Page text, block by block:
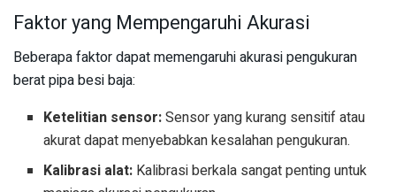
Faktor yang Mempengaruhi Akurasi
Beberapa faktor dapat memengaruhi akurasi pengukuran
berat pipa besi baja:
Ketelitian sensor:Sensor yang kurang sensitif atau
akurat dapat menyebabkan kesalahan pengukuran.
Kalibrasi alat: Kalibrasi berkala sangat penting untuk